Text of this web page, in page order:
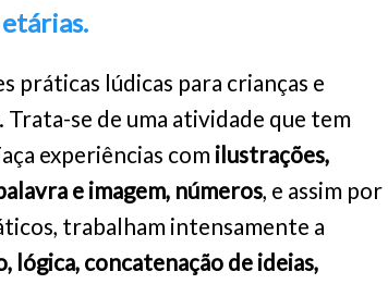
práticas lúdicas para crianças e
Trata-se de uma atividade que tem
experiências com ilustrações,
e imagem, números, e assim por
trabalham intensamente a
lógica, concatenação de ideias,